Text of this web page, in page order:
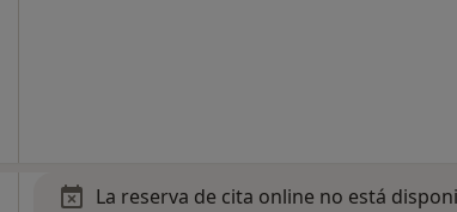
La reserva de cita online no está